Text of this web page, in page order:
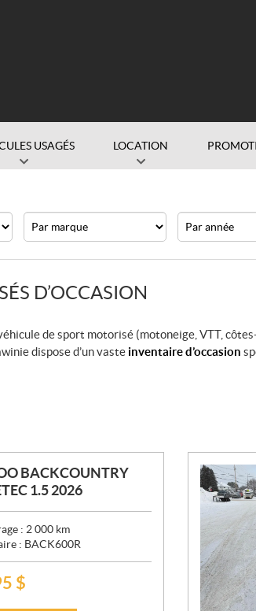
USAGÉS LOCATION
D’OCCASION
de sport motorisé (motoneige, VTT,
dispose d’un vaste inventaire d’occasion
BACKCOUNTRY
1.5 2026
: 2 000 km
: BACK600R
$